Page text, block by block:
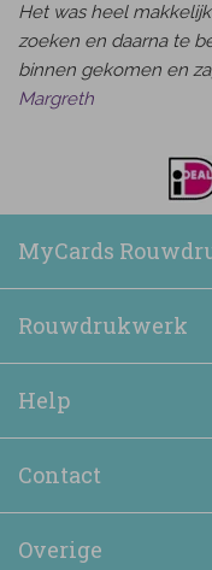
Het was heel
zoeken en daarna te
binnen gekomen en
Margreth
MyCards
Rouwdrukwerk
Help
Contact
Overige